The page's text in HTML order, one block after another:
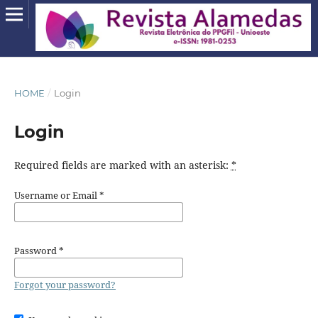
HOME / Login
Login
Required fields are marked with an asterisk: *
Username or Email*
Password*
Forgot your password?